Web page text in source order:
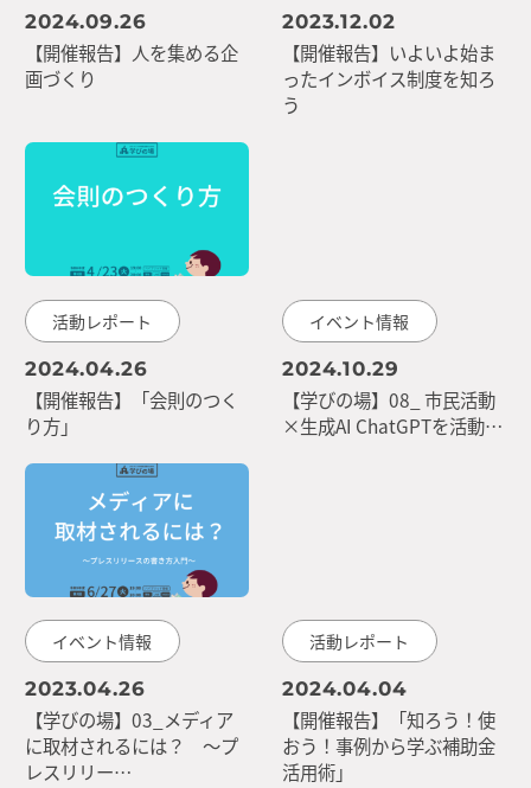
2024.09.26
【開催報告】人を集める企
画づくり
2023.12.02
【開催報告】いよいよ始ま
ったインボイス制度を知ろ
う
活動レポート
2024.04.26
【開催報告】「会則のつく
り方」
イベント情報
2024.10.29
【学びの場】08_ 市民活動
×生成AI ChatGPTを活動…
イベント情報
2023.04.26
【学びの場】03_メディア
に取材されるには？ ～プ
レスリリー…
活動レポート
2024.04.04
【開催報告】「知ろう！使
おう！事例から学ぶ補助金
活用術」